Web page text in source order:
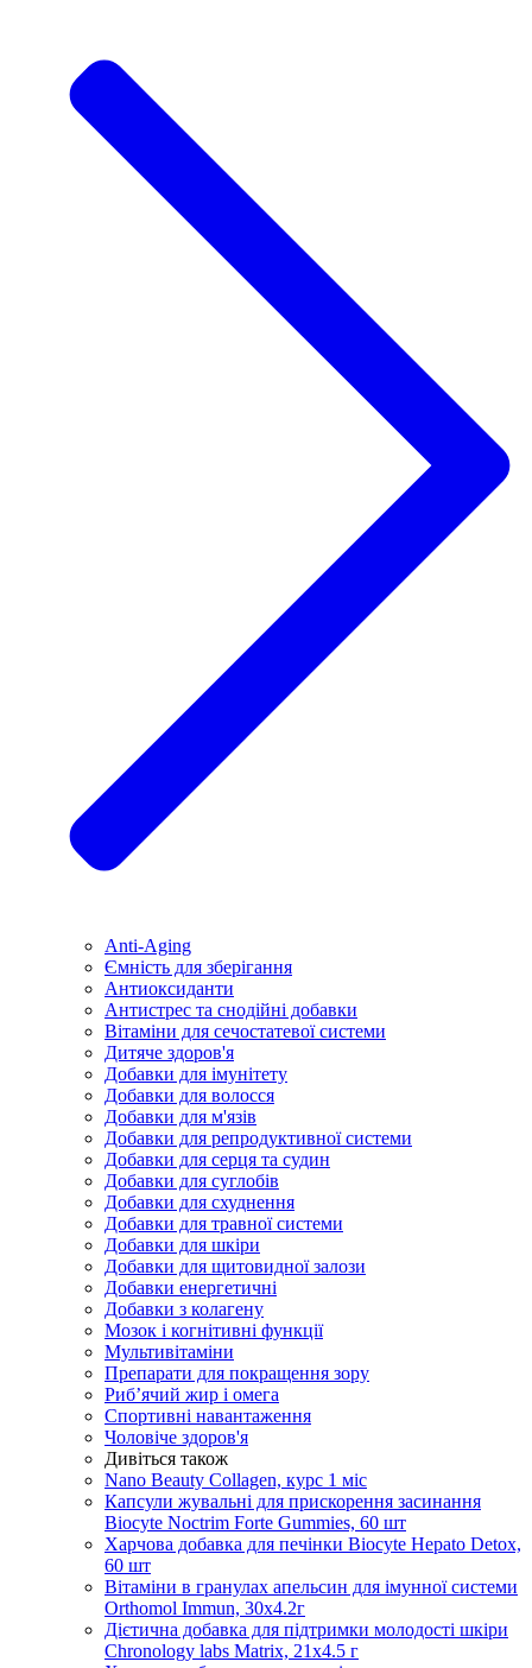
Anti-Aging
Ємність для зберігання
Антиоксиданти
Антистрес та снодійні добавки
Вітаміни для сечостатевої системи
Дитяче здоров'я
Добавки для імунітету
Добавки для волосся
Добавки для м'язів
Добавки для репродуктивної системи
Добавки для серця та судин
Добавки для суглобів
Добавки для схуднення
Добавки для травної системи
Добавки для шкіри
Добавки для щитовидної залози
Добавки енергетичні
Добавки з колагену
Мозок і когнітивні функції
Мультивітаміни
Препарати для покращення зору
Риб’ячий жир і омега
Спортивні навантаження
Чоловіче здоров'я
Дивіться також
Nano Beauty Collagen, курс 1 міс
Капсули жувальні для прискорення засинання
Biocyte Noctrim Forte Gummies, 60 шт
Харчова добавка для печінки Biocyte Hepato Detox,
60 шт
Вітаміни в гранулах апельсин для імунної системи
Orthomol Immun, 30х4.2г
Дієтична добавка для підтримки молодості шкіри
Chronology labs Matrix, 21х4.5 г